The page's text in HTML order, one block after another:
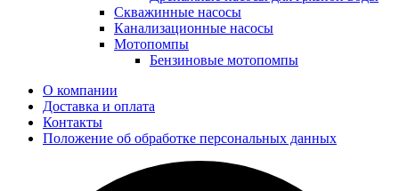
Скважинные насосы
Канализационные насосы
Мотопомпы
Бензиновые мотопомпы
О компании
Доставка и оплата
Контакты
Положение об обработке персональных данных